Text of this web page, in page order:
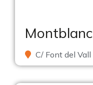
Montblanc
C/ Font del Vall